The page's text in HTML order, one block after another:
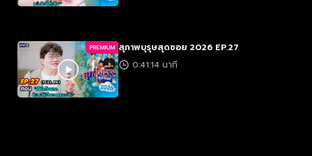
PREMIUM สุภาพบุรุษสุดซอย 2026 EP.27
0:41:14 นาที